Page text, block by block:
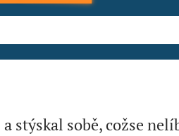
stýskal sobě, cožse